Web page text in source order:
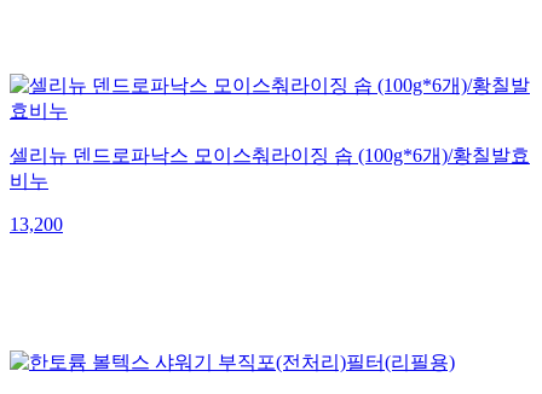
셀리뉴 덴드로파낙스 모이스춰라이징 솝 (100g*6개)/황칠발효
비누
13,200